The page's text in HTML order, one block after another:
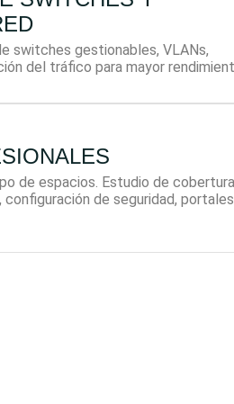
switches gestionables, VLANs,
del tráfico para mayor
de espacios. Estudio de
de seguridad, portales